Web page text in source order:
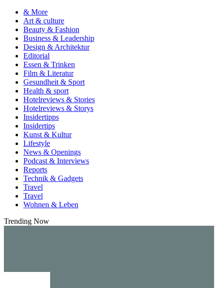
& More
Art & culture
Beauty & Fashion
Business & Leadership
Design & Architektur
Editorial
Essen & Trinken
Film & Literatur
Gesundheit & Sport
Health & sport
Hotelreviews & Stories
Hotelreviews & Storys
Insidertipps
Insidertips
Kunst & Kultur
Lifestyle
News & Openings
Podcast & Interviews
Reports
Technik & Gadgets
Travel
Travel
Wohnen & Leben
Trending Now